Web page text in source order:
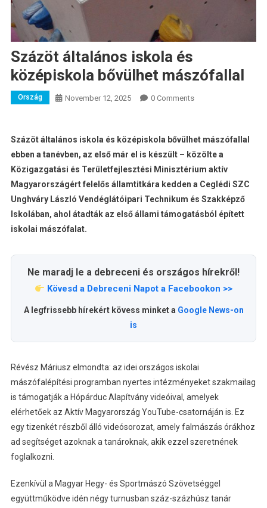
Százöt általános iskola és
középiskola bővülhet mászófallal
Ország November 12, 2025 0 Comments
Százöt általános iskola és középiskola bővülhet mászófallal
ebben a tanévben, az első már el is készült – közölte a
Közigazgatási és Területfejlesztési Minisztérium aktív
Magyarországért felelős államtitkára kedden a Ceglédi SZC
Unghváry László Vendéglátóipari Technikum és Szakképző
Iskolában, ahol átadták az első állami támogatásból épített
iskolai mászófalat.
Ne maradj le a debreceni és országos hírekről!
Kövesd a Debreceni Napot a Facebookon >>
A legfrissebb hírekért kövess minket a Google News-on
is
Révész Máriusz elmondta: az idei országos iskolai
mászófalépítési programban nyertes intézményeket szakmailag
is támogatják a Hópárduc Alapítvány videóival, amelyek
elérhetőek az Aktív Magyarország YouTube-csatornáján is. Ez
egy tizenkét részből álló videósorozat, amely falmászás órákhoz
ad segítséget azoknak a tanároknak, akik ezzel szeretnének
foglalkozni.
Ezenkívül a Magyar Hegy- és Sportmászó Szövetséggel
együttműködve idén négy turnusban száz-százhúsz tanár